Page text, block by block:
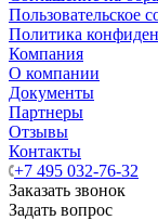
Пользовательское
Политика
Компания
О компании
Документы
Партнеры
Отзывы
Контакты
+7 495 032-76-32
Заказать звонок
Задать вопрос